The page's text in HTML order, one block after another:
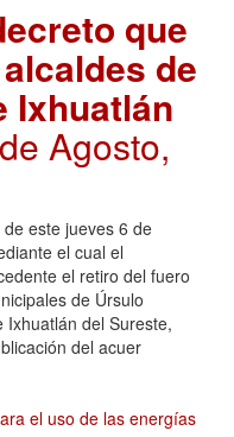
que
de
Ixhuatlán
Agosto,
este jueves 6 de
el cual el
el retiro del fuero
de Úrsulo
del Sureste,
del acuer